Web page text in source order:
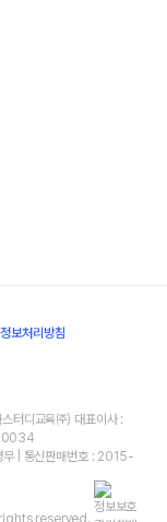
보처리방침
터디교육㈜ 대표이사 :
| 통신판매번호 : 2015-
reserved.